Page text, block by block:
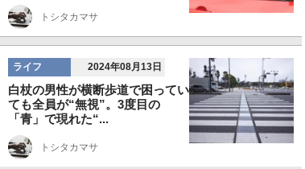
トシタカマサ
ライフ 2024年08月13日
白杖の男性が横断歩道で困ってい
ても全員が“無視”。3度目の
「青」で現れた“...
トシタカマサ